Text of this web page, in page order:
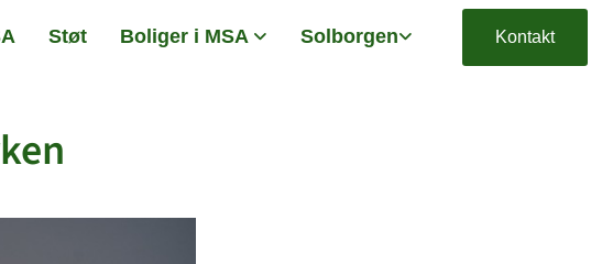
Støt Boliger i MSA Solborgen Kontakt